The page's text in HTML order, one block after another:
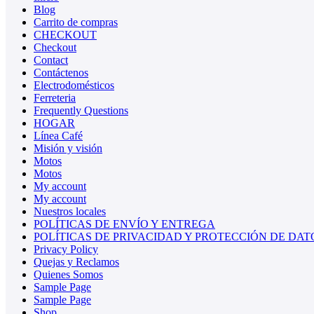
Blog
Carrito de compras
CHECKOUT
Checkout
Contact
Contáctenos
Electrodomésticos
Ferreteria
Frequently Questions
HOGAR
Línea Café
Misión y visión
Motos
Motos
My account
My account
Nuestros locales
POLÍTICAS DE ENVÍO Y ENTREGA
POLÍTICAS DE PRIVACIDAD Y PROTECCIÓN DE
Privacy Policy
Quejas y Reclamos
Quienes Somos
Sample Page
Sample Page